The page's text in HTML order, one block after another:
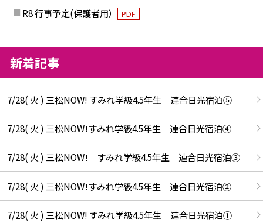
R8 行事予定(保護者用） PDF
新着記事
7/28( 火 ) 三松NOW! すみれ学級4.5年生 連合日光宿泊⑤
7/28( 火 ) 三松NOW！すみれ学級4.5年生 連合日光宿泊④
7/28( 火 ) 三松NOW！ すみれ学級4.5年生 連合日光宿泊③
7/28( 火 ) 三松NOW！すみれ学級4.5年生 連合日光宿泊②
7/28( 火 ) 三松NOW! すみれ学級4.5年生 連合日光宿泊①